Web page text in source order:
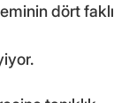
dört faklı